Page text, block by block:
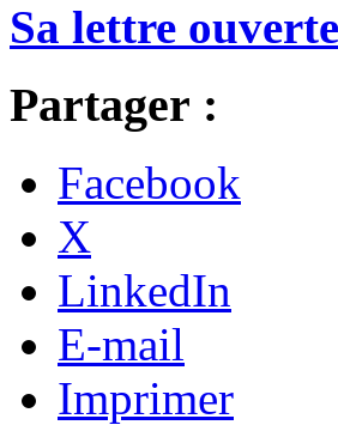
Sa lettre
Partager :
Facebook
X
LinkedIn
E-mail
Imprimer